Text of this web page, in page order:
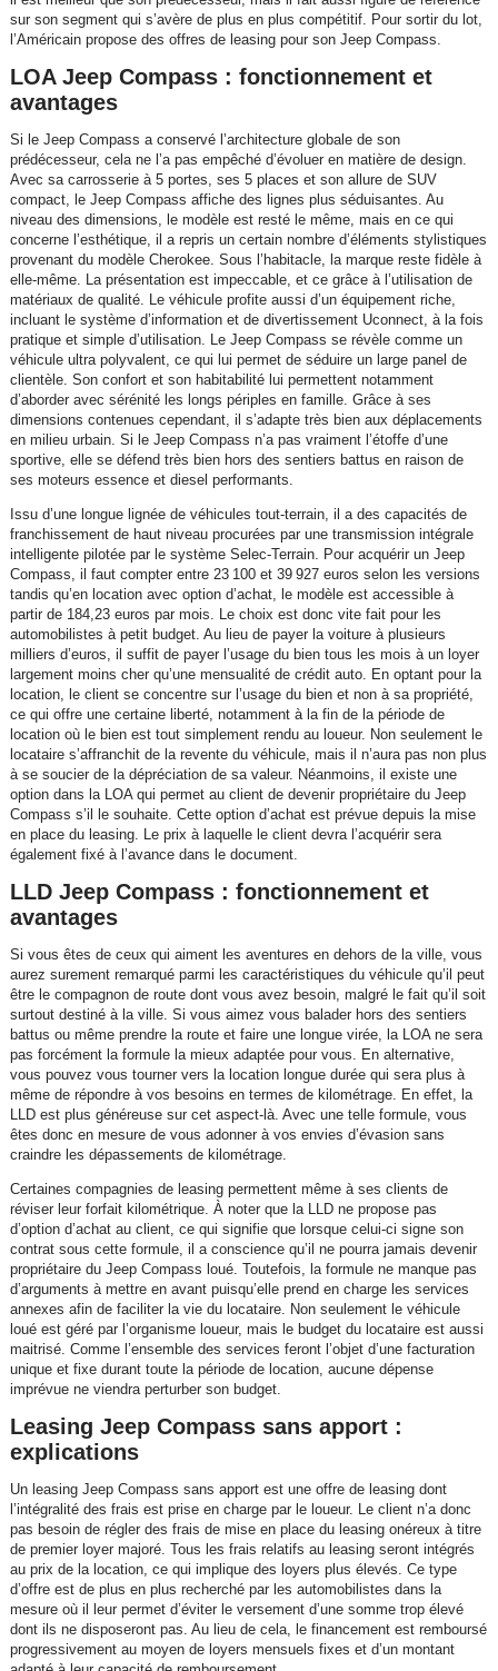
sur son segment qui s’avère de plus en plus compétitif. Pour sortir du lot,
l’Américain propose des offres de leasing pour son Jeep Compass.
LOA Jeep Compass : fonctionnement et
avantages
Si le Jeep Compass a conservé l’architecture globale de son
prédécesseur, cela ne l’a pas empêché d’évoluer en matière de design.
Avec sa carrosserie à 5 portes, ses 5 places et son allure de SUV
compact, le Jeep Compass affiche des lignes plus séduisantes. Au
niveau des dimensions, le modèle est resté le même, mais en ce qui
concerne l’esthétique, il a repris un certain nombre d’éléments stylistiques
provenant du modèle Cherokee. Sous l’habitacle, la marque reste fidèle à
elle-même. La présentation est impeccable, et ce grâce à l’utilisation de
matériaux de qualité. Le véhicule profite aussi d’un équipement riche,
incluant le système d’information et de divertissement Uconnect, à la fois
pratique et simple d’utilisation. Le Jeep Compass se révèle comme un
véhicule ultra polyvalent, ce qui lui permet de séduire un large panel de
clientèle. Son confort et son habitabilité lui permettent notamment
d’aborder avec sérénité les longs périples en famille. Grâce à ses
dimensions contenues cependant, il s’adapte très bien aux déplacements
en milieu urbain. Si le Jeep Compass n’a pas vraiment l’étoffe d’une
sportive, elle se défend très bien hors des sentiers battus en raison de
ses moteurs essence et diesel performants.
Issu d’une longue lignée de véhicules tout-terrain, il a des capacités de
franchissement de haut niveau procurées par une transmission intégrale
intelligente pilotée par le système Selec-Terrain. Pour acquérir un Jeep
Compass, il faut compter entre 23 100 et 39 927 euros selon les versions
tandis qu’en location avec option d’achat, le modèle est accessible à
partir de 184,23 euros par mois. Le choix est donc vite fait pour les
automobilistes à petit budget. Au lieu de payer la voiture à plusieurs
milliers d’euros, il suffit de payer l’usage du bien tous les mois à un loyer
largement moins cher qu’une mensualité de crédit auto. En optant pour la
location, le client se concentre sur l’usage du bien et non à sa propriété,
ce qui offre une certaine liberté, notamment à la fin de la période de
location où le bien est tout simplement rendu au loueur. Non seulement le
locataire s’affranchit de la revente du véhicule, mais il n’aura pas non plus
à se soucier de la dépréciation de sa valeur. Néanmoins, il existe une
option dans la LOA qui permet au client de devenir propriétaire du Jeep
Compass s’il le souhaite. Cette option d’achat est prévue depuis la mise
en place du leasing. Le prix à laquelle le client devra l’acquérir sera
également fixé à l’avance dans le document.
LLD Jeep Compass : fonctionnement et
avantages
Si vous êtes de ceux qui aiment les aventures en dehors de la ville, vous
aurez surement remarqué parmi les caractéristiques du véhicule qu’il peut
être le compagnon de route dont vous avez besoin, malgré le fait qu’il soit
surtout destiné à la ville. Si vous aimez vous balader hors des sentiers
battus ou même prendre la route et faire une longue virée, la LOA ne sera
pas forcément la formule la mieux adaptée pour vous. En alternative,
vous pouvez vous tourner vers la location longue durée qui sera plus à
même de répondre à vos besoins en termes de kilométrage. En effet, la
LLD est plus généreuse sur cet aspect-là. Avec une telle formule, vous
êtes donc en mesure de vous adonner à vos envies d’évasion sans
craindre les dépassements de kilométrage.
Certaines compagnies de leasing permettent même à ses clients de
réviser leur forfait kilométrique. À noter que la LLD ne propose pas
d’option d’achat au client, ce qui signifie que lorsque celui-ci signe son
contrat sous cette formule, il a conscience qu’il ne pourra jamais devenir
propriétaire du Jeep Compass loué. Toutefois, la formule ne manque pas
d’arguments à mettre en avant puisqu’elle prend en charge les services
annexes afin de faciliter la vie du locataire. Non seulement le véhicule
loué est géré par l’organisme loueur, mais le budget du locataire est aussi
maitrisé. Comme l’ensemble des services feront l’objet d’une facturation
unique et fixe durant toute la période de location, aucune dépense
imprévue ne viendra perturber son budget.
Leasing Jeep Compass sans apport :
explications
Un leasing Jeep Compass sans apport est une offre de leasing dont
l’intégralité des frais est prise en charge par le loueur. Le client n’a donc
pas besoin de régler des frais de mise en place du leasing onéreux à titre
de premier loyer majoré. Tous les frais relatifs au leasing seront intégrés
au prix de la location, ce qui implique des loyers plus élevés. Ce type
d’offre est de plus en plus recherché par les automobilistes dans la
mesure où il leur permet d’éviter le versement d’une somme trop élevé
dont ils ne disposeront pas. Au lieu de cela, le financement est remboursé
progressivement au moyen de loyers mensuels fixes et d’un montant